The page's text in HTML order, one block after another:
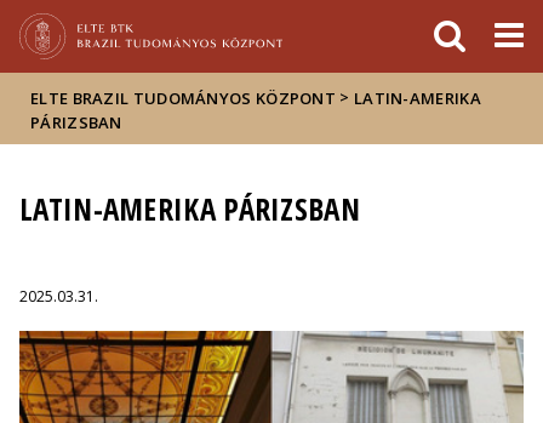
sajtóban
ELTE BRAZIL TUDOMÁNYOS KÖZPONT > LATIN-AMERIKA
PÁRIZSBAN
LATIN-AMERIKA PÁRIZSBAN
2025.03.31.